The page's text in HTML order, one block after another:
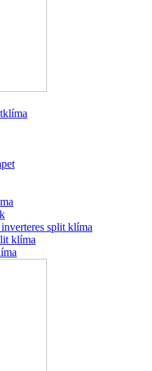
split klíma
klíma